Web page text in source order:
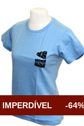
IMPERDÍVEL -64%